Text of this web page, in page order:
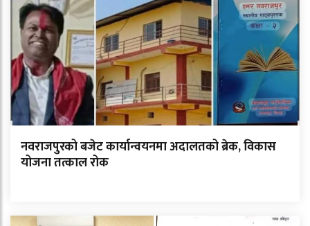
नवराजपुरको बजेट कार्यान्वयनमा अदालतको ब्रेक, विकास
योजना तत्काल रोक